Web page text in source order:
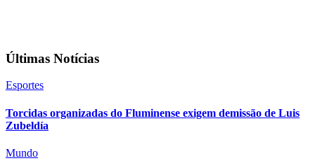
Últimas Notícias
Esportes
Torcidas organizadas do Fluminense exigem demissão de Luis
Zubeldía
Mundo